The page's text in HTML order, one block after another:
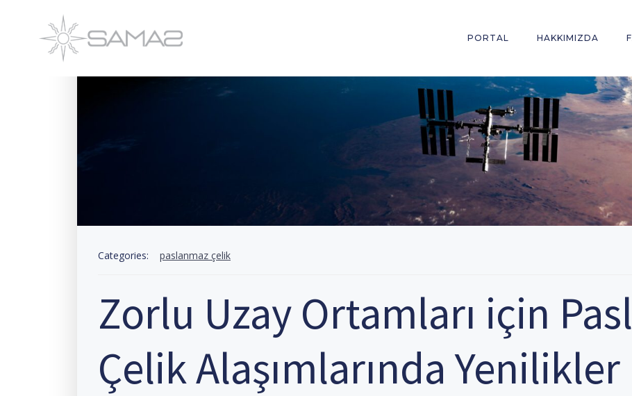
PORTAL HAKKIMIZDA
Categories: paslanmaz çelik
Zorlu Uzay Ortamları için
Çelik Alaşımlarında Yenilikler